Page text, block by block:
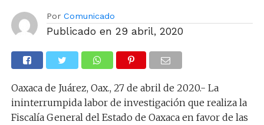
Por Comunicado
Publicado en 29 abril, 2020
Oaxaca de Juárez, Oax., 27 de abril de 2020.- La
ininterrumpida labor de investigación que realiza la
Fiscalía General del Estado de Oaxaca en favor de las